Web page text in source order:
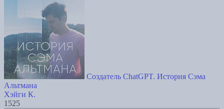
Создатель ChatGPT. История Сэма
Альтмана
Хэйги К.
1525